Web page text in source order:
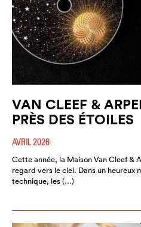
VAN CLEEF &
PRÈS DES ÉTOILES
AVRIL 2026
Cette année, la Maison Van Cleef &
regard vers le ciel. Dans un heureux
technique, les (…)